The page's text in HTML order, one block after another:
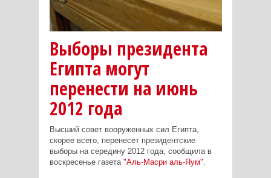
Выборы президента
Египта могут
перенести на июнь
2012 года
Высший совет вооруженных сил Египта,
скорее всего, перенесет президентские
выборы на середину 2012 года, сообщила в
воскресенье газета "Аль-Масри аль-Яум"